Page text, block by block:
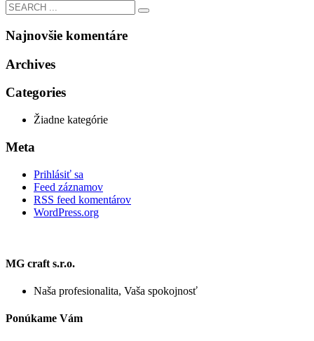
Najnovšie komentáre
Archives
Categories
Žiadne kategórie
Meta
Prihlásiť sa
Feed záznamov
RSS feed komentárov
WordPress.org
MG craft s.r.o.
Naša profesionalita, Vaša spokojnosť
Ponúkame Vám